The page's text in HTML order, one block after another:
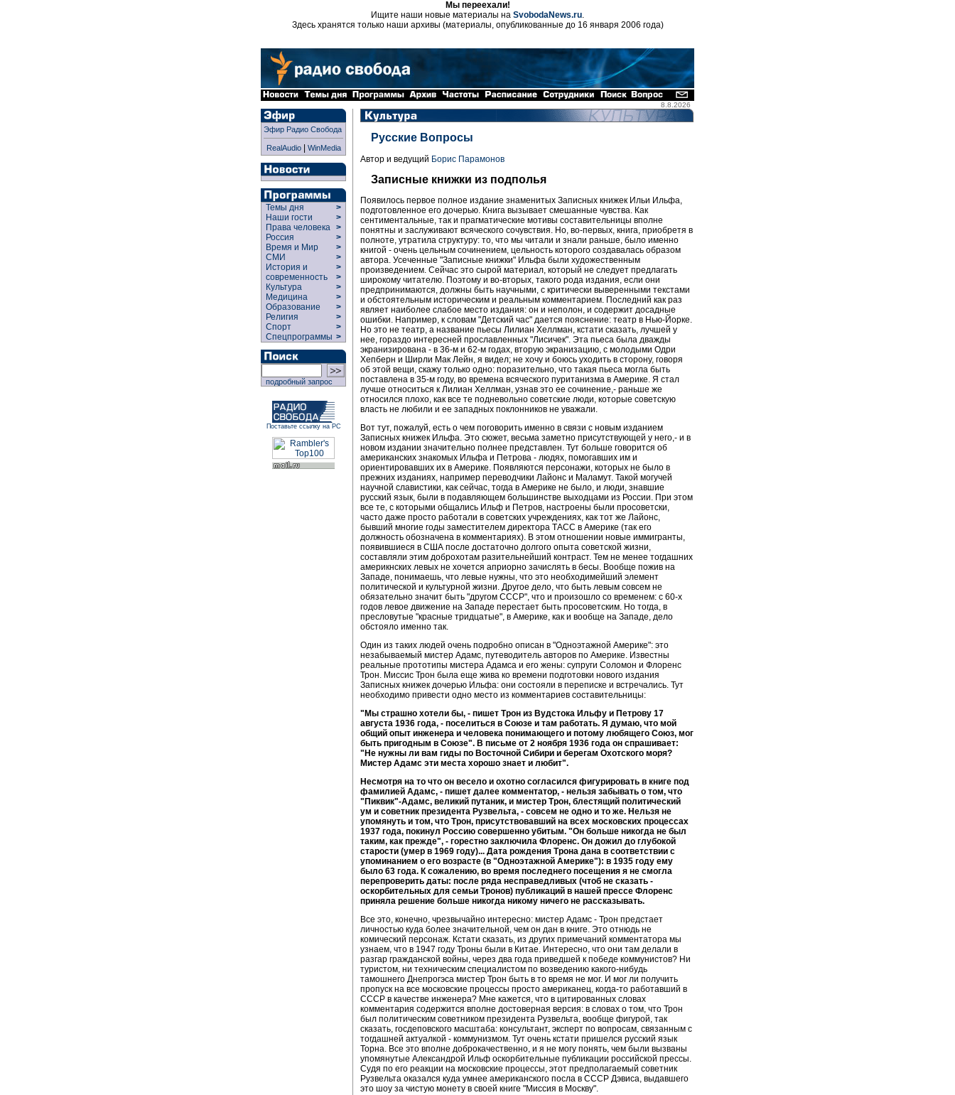
Мы переехали!
Ищите наши новые материалы на SvobodaNews.ru.
Здесь хранятся только наши архивы (материалы, опубликованные до 16 января 2006 года)
8.8.2026
Эфир Радио Свобода
RealAudio| WinMedia
Темы дня
>
Наши гости
>
Права человека >
Россия
>
Время и Мир
>
СМИ
>
История и
современность
>
>
Культура
>
Медицина
>
Образование
>
Религия
>
Спорт
>
Спецпрограммы >
подробный запрос
Поставьте ссылку на РС
Русские Вопросы
Автор и ведущий Борис Парамонов
Записные книжки из подполья
Появилось первое полное издание знаменитых Записных книжек Ильи Ильфа,
подготовленное его дочерью. Книга вызывает смешанные чувства. Как
сентиментальные, так и прагматические мотивы составительницы вполне
понятны и заслуживают всяческого сочувствия. Но, во-первых, книга, приобретя в
полноте, утратила структуру: то, что мы читали и знали раньше, было именно
книгой - очень цельным сочинением, цельность которого создавалась образом
автора. Усеченные "Записные книжки" Ильфа были художественным
произведением. Сейчас это сырой материал, который не следует предлагать
широкому читателю. Поэтому и во-вторых, такого рода издания, если они
предпринимаются, должны быть научными, с критически выверенными текстами
и обстоятельным историческим и реальным комментарием. Последний как раз
являет наиболее слабое место издания: он и неполон, и содержит досадные
ошибки. Например, к словам "Детский час" дается пояснение: театр в Нью-Йорке.
Но это не театр, а название пьесы Лилиан Хеллман, кстати сказать, лучшей у
нее, гораздо интересней прославленных "Лисичек". Эта пьеса была дважды
экранизирована - в 36-м и 62-м годах, вторую экранизацию, с молодыми Одри
Хепберн и Ширли Мак Лейн, я видел; не хочу и боюсь уходить в сторону, говоря
об этой вещи, скажу только одно: поразительно, что такая пьеса могла быть
поставлена в 35-м году, во времена всяческого пуританизма в Америке. Я стал
лучше относиться к Лилиан Хеллман, узнав это ее сочинение,- раньше же
относился плохо, как все те подневольно советские люди, которые советскую
власть не любили и ее западных поклонников не уважали.
Вот тут, пожалуй, есть о чем поговорить именно в связи с новым изданием
Записных книжек Ильфа. Это сюжет, весьма заметно присутствующей у него,- и в
новом издании значительно полнее представлен. Тут больше говорится об
американских знакомых Ильфа и Петрова - людях, помогавших им и
ориентировавших их в Америке. Появляются персонажи, которых не было в
прежних изданиях, например переводчики Лайонс и Маламут. Такой могучей
научной славистики, как сейчас, тогда в Америке не было, и люди, знавшие
русский язык, были в подавляющем большинстве выходцами из России. При этом
все те, с которыми общались Ильф и Петров, настроены были просоветски,
часто даже просто работали в советских учреждениях, как тот же Лайонс,
бывший многие годы заместителем директора ТАСС в Америке (так его
должность обозначена в комментариях). В этом отношении новые иммигранты,
появившиеся в США после достаточно долгого опыта советской жизни,
составляли этим доброхотам разительнейший контраст. Тем не менее тогдашних
америкнских левых не хочется априорно зачислять в бесы. Вообще пожив на
Западе, понимаешь, что левые нужны, что это необходимейший элемент
политической и культурной жизни. Другое дело, что быть левым совсем не
обязательно значит быть "другом СССР", что и произошло со временем: с 60-х
годов левое движение на Западе перестает быть просоветским. Но тогда, в
пресловутые "красные тридцатые", в Америке, как и вообще на Западе, дело
обстояло именно так.
Один из таких людей очень подробно описан в "Одноэтажной Америке": это
незабываемый мистер Адамс, путеводитель авторов по Америке. Известны
реальные прототипы мистера Адамса и его жены: супруги Соломон и Флоренс
Трон. Миссис Трон была еще жива ко времени подготовки нового издания
Записных книжек дочерью Ильфа: они состояли в переписке и встречались. Тут
необходимо привести одно место из комментариев составительницы:
"Мы страшно хотели бы, - пишет Трон из Вудстока Ильфу и Петрову 17
августа 1936 года, - поселиться в Союзе и там работать. Я думаю, что мой
общий опыт инженера и человека понимающего и потому любящего Союз, мог
быть пригодным в Союзе". В письме от 2 ноября 1936 года он спрашивает:
"Не нужны ли вам гиды по Восточной Сибири и берегам Охотского моря?
Мистер Адамс эти места хорошо знает и любит".
Несмотря на то что он весело и охотно согласился фигурировать в книге под
фамилией Адамс, - пишет далее комментатор, - нельзя забывать о том, что
"Пиквик"-Адамс, великий путаник, и мистер Трон, блестящий политический
ум и советник президента Рузвельта, - совсем не одно и то же. Нельзя не
упомянуть и том, что Трон, присутствовавший на всех московских процессах
1937 года, покинул Россию совершенно убитым. "Он больше никогда не был
таким, как прежде", - горестно заключила Флоренс. Он дожил до глубокой
старости (умер в 1969 году)... Дата рождения Трона дана в соответствии с
упоминанием о его возрасте (в "Одноэтажной Америке"): в 1935 году ему
было 63 года. К сожалению, во время последнего посещения я не смогла
перепроверить даты: после ряда несправедливых (чтоб не сказать -
оскорбительных для семьи Тронов) публикаций в нашей прессе Флоренс
приняла решение больше никогда никому ничего не рассказывать.
Все это, конечно, чрезвычайно интересно: мистер Адамс - Трон предстает
личностью куда более значительной, чем он дан в книге. Это отнюдь не
комический персонаж. Кстати сказать, из других примечаний комментатора мы
узнаем, что в 1947 году Троны были в Китае. Интересно, что они там делали в
разгар гражданской войны, через два года приведшей к победе коммунистов? Ни
туристом, ни техническим специалистом по возведению какого-нибудь
тамошнего Днепрогэса мистер Трон быть в то время не мог. И мог ли получить
пропуск на все московские процессы просто американец, когда-то работавший в
СССР в качестве инженера? Мне кажется, что в цитированных словах
комментария содержится вполне достоверная версия: в словах о том, что Трон
был политическим советником президента Рузвельта, вообще фигурой, так
сказать, госдеповского масштаба: консультант, эксперт по вопросам, связанным с
тогдашней актуалкой - коммунизмом. Тут очень кстати пришелся русский язык
Торна. Все это вполне доброкачественно, и я не могу понять, чем были вызваны
упомянутые Александрой Ильф оскорбительные публикации российской прессы.
Судя по его реакции на московские процессы, этот предполагаемый советник
Рузвельта оказался куда умнее американского посла в СССР Дэвиса, выдавшего
это шоу за чистую монету в своей книге "Миссия в Москву".